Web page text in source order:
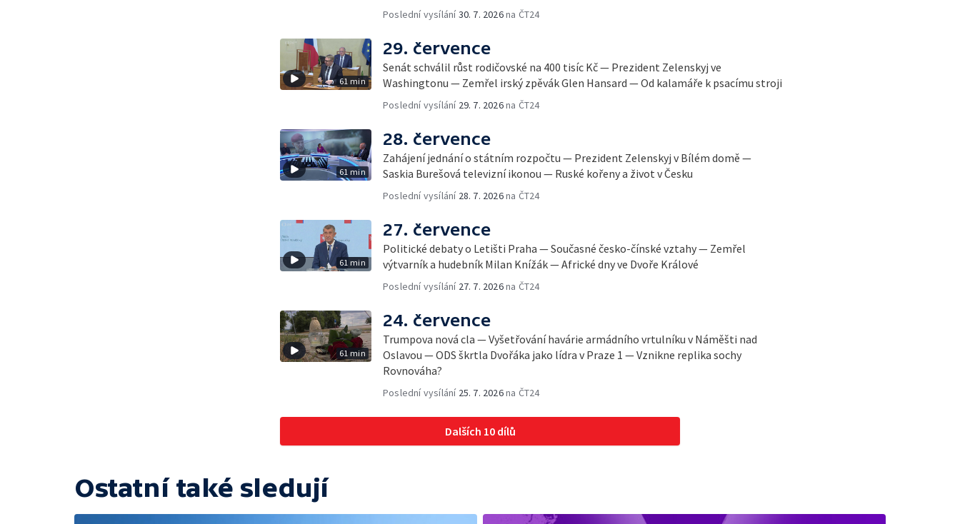
Poslední vysílání30. 7. 2026na ČT24
61 min
29. července
Senát schválil růst rodičovské na 400 tisíc Kč — Prezident Zelenskyj ve
Washingtonu — Zemřel irský zpěvák Glen Hansard — Od kalamáře k psacímu stroji
Poslední vysílání 29. 7. 2026na ČT24
61 min
28. července
Zahájení jednání o státním rozpočtu — Prezident Zelenskyj v Bílém domě —
Saskia Burešová televizní ikonou — Ruské kořeny a život v Česku
Poslední vysílání 28. 7. 2026na ČT24
61 min
27. července
Politické debaty o Letišti Praha — Současné česko-čínské vztahy — Zemřel
výtvarník a hudebník Milan Knížák — Africké dny ve Dvoře Králové
Poslední vysílání 27. 7. 2026na ČT24
61 min
24. července
Trumpova nová cla — Vyšetřování havárie armádního vrtulníku v Náměšti nad
Oslavou — ODS škrtla Dvořáka jako lídra v Praze 1 — Vznikne replika sochy
Rovnováha?
Poslední vysílání 25. 7. 2026na ČT24
Dalších 10 dílů
Ostatní také sledují